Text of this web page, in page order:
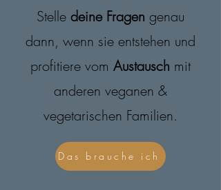
Stelle deine Fragen genau
dann, wenn sie entstehen und
profitiere vom Austausch mit
anderen veganen &
vegetarischen Familien.
Das brauche ich